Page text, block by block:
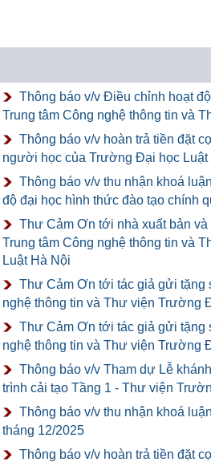
Thông báo v/v Điều chỉnh hoạt
Trung tâm Công nghệ thông tin và
Thông báo v/v hoàn trả tiền đặt
người học của Trường Đại học Luật
Thông báo v/v thu nhận khoá
độ đại học hình thức đào tạo chính
Thư Cảm Ơn tới nhà xuất bản
Trung tâm Công nghệ thông tin và
Luật Hà Nội
Thư Cảm Ơn tới tác giả gửi tặng
nghệ thông tin và Thư viện Trường
Thư Cảm Ơn tới tác giả gửi tặng
nghệ thông tin và Thư viện Trường
Thông báo v/v Tham dự Lễ
trình cải tạo Tầng 1 - Thư viện
Thông báo v/v thu nhận khoá
tháng 12/2025
Thông báo v/v hoàn trả tiền đặt